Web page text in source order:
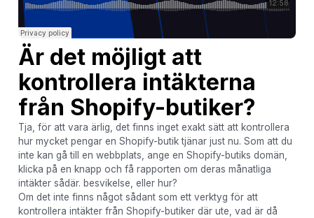
Är det möjligt att
kontrollera intäkterna
från Shopify-butiker?
Tja, för att vara ärlig, det finns inget exakt sätt att kontrollera
hur mycket pengar en Shopify-butik tjänar just nu. Som att du
inte kan gå till en webbplats, ange en Shopify-butiks domän,
klicka på en knapp och få rapporten om deras månatliga
intäkter sådär. besvikelse, eller hur?
Om det inte finns något sådant som ett verktyg för att
kontrollera intäkter från Shopify-butiker där ute, vad är då